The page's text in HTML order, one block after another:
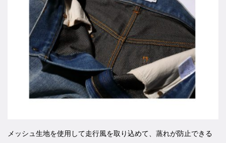
メッシュ生地を使用して走行風を取り込めて、蒸れが防止できる